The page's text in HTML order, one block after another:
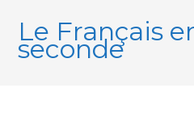
Le Français
seconde